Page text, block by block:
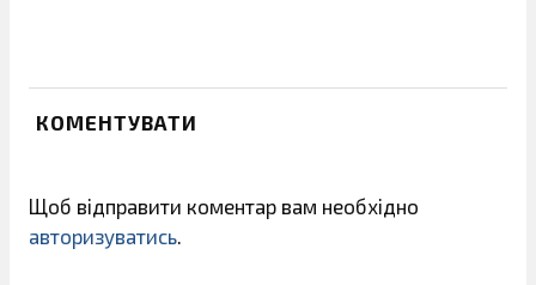
КОМЕНТУВАТИ
Щоб відправити коментар вам необхідно
авторизуватись